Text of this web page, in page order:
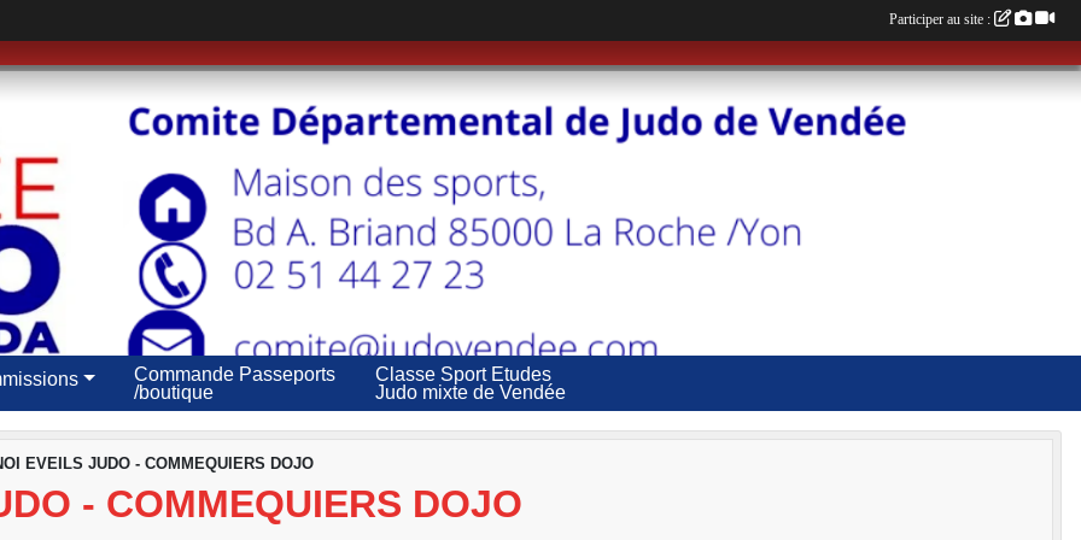
Commande Passeports
/boutique
Classe Sport Etudes
Judo mixte de Vendée
EVEILS JUDO - COMMEQUIERS DOJO
- COMMEQUIERS DOJO
Participer au site :